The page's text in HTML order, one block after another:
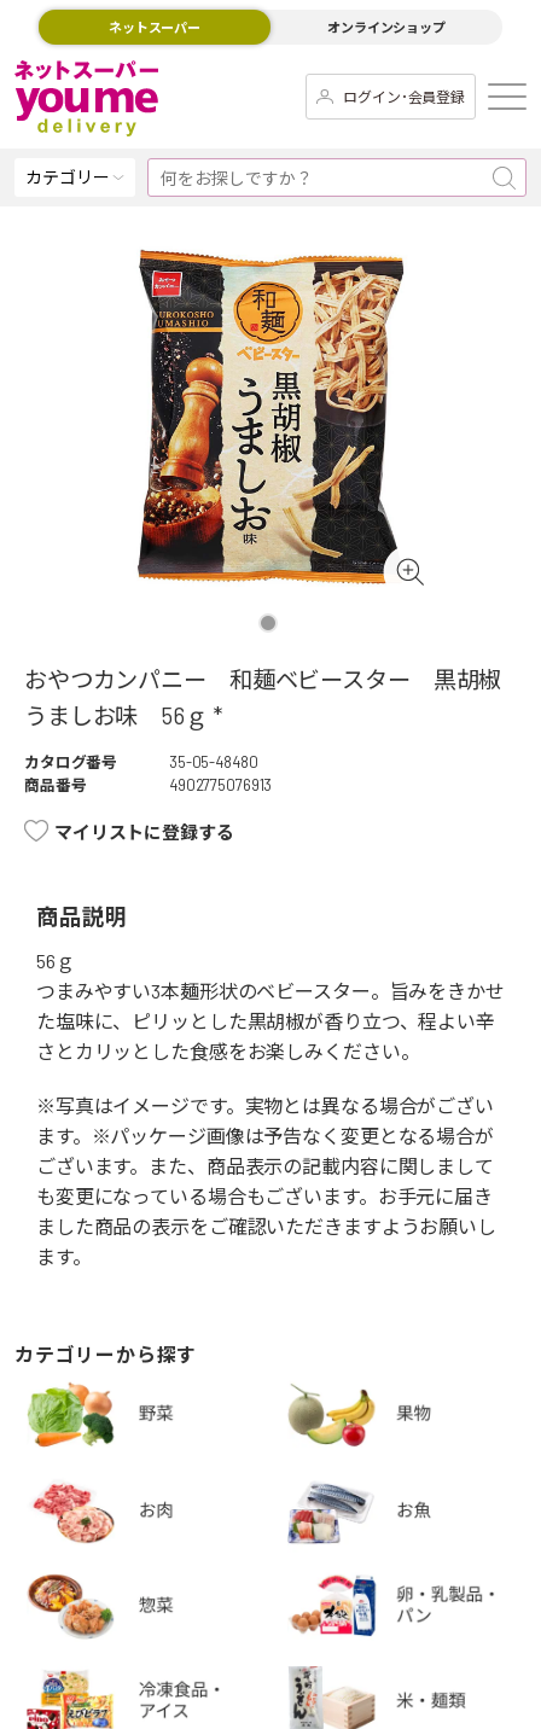
ネットスーパー オンラインショップ
ログイン･会員登録
カテゴリー
おやつカンパニー 和麺ベビースター 黒胡椒
うましお味 56ｇ *
カタログ番号
35-05-48480
商品番号
4902775076913
マイリストに登録する
商品説明
56ｇ
つまみやすい3本麺形状のベビースター。旨みをきかせ
た塩味に、ピリッとした黒胡椒が香り立つ、程よい辛
さとカリッとした食感をお楽しみください。
※写真はイメージです。実物とは異なる場合がござい
ます。※パッケージ画像は予告なく変更となる場合が
ございます。また、商品表示の記載内容に関しまして
も変更になっている場合もございます。お手元に届き
ました商品の表示をご確認いただきますようお願いし
ます。
カテゴリーから探す